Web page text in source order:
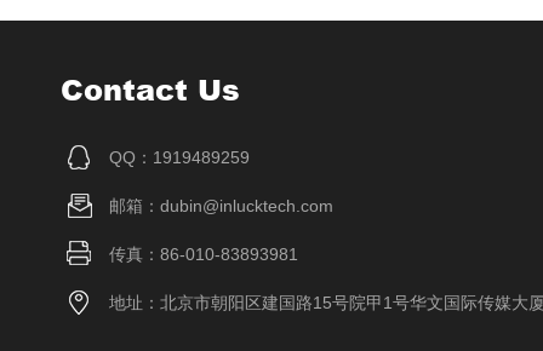
Contact Us
QQ：1919489259
邮箱：dubin@inlucktech.com
传真：86-010-83893981
地址：北京市朝阳区建国路15号院甲1号华文国际传媒大